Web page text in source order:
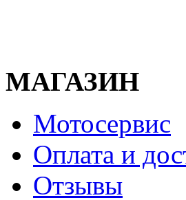
МАГАЗИН
Мотосервис
Оплата и
Отзывы